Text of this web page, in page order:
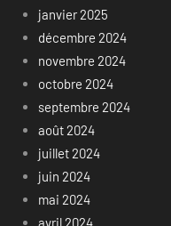
janvier 2025
décembre 2024
novembre 2024
octobre 2024
septembre 2024
août 2024
juillet 2024
juin 2024
mai 2024
avril 2024